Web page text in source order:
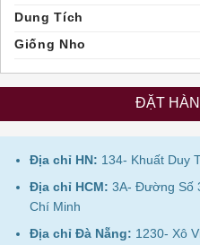
Dung Tích
Giống Nho
ĐẶT
Địa chỉ HN: 134- Khuất Duy
Địa chỉ HCM: 3A- Đường Số
Chí Minh
Địa chỉ Đà Nẵng: 1230- Xô